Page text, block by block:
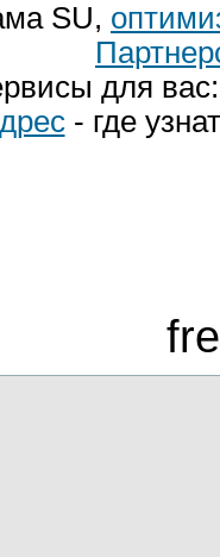
SU,
для
- где